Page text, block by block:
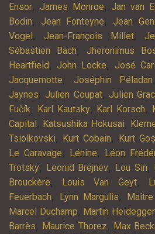
Ensor, James Monroe, Jan van
Bodin, Jean Fonteyne, Jean
Vogel , Jean-François Millet,
Sébastien Bach, Jheronimus
Heartfield , John Locke, José
Jacquemotte, Joséphin Péladan
Jaynes, Julien Coupat, Julien
Fučík, Karl Kautsky, Karl Korsch,
Capital , Katsushika Hokusai,
Tsiolkovski, Kurt Cobain, Kurt
Le Caravage, Lénine, Léon
Trotsky, Leonid Brejnev, Lou Sin,
Brouckère, Louis Van Geyt,
Feuerbach, Lynn Margulis,
Marcel Duchamp, Martin Heidegger
Barrès, Maurice Thorez, Max